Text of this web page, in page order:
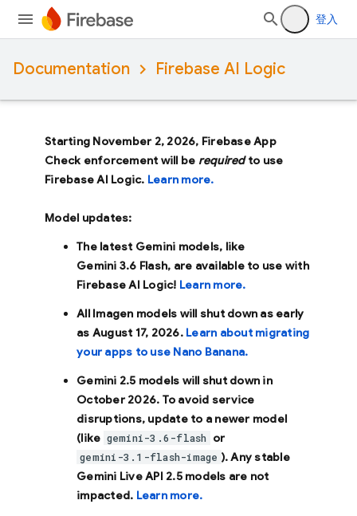
登入
Documentation Firebase AI Logic
Starting November 2, 2026, Firebase App
Check enforcement will be requiredto use
Firebase AI Logic. Learn more.
Model updates:
The latest Gemini models, like
Gemini 3.6 Flash, are available to use with
Firebase AI Logic! Learn more.
All Imagen models will shut down as early
as August 17, 2026. Learn about migrating
your apps to use Nano Banana.
Gemini 2.5 models will shut down in
October 2026. To avoid service
disruptions, update to a newer model
(like gemini-3.6-flash or
gemini-3.1-flash-image ). Any stable
Gemini Live API 2.5 models are not
impacted. Learn more.